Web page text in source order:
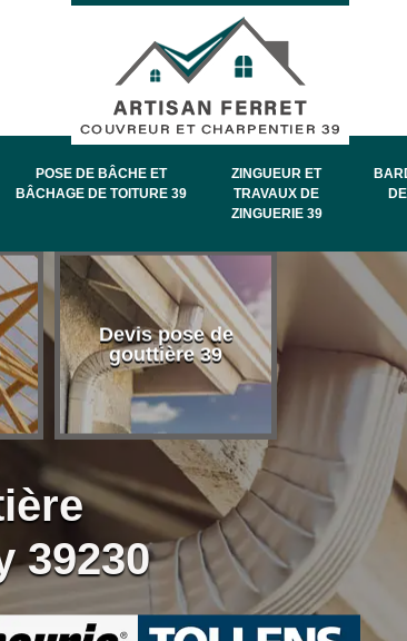
POSE DE BÂCHE ET
BÂCHAGE DE TOITURE 39
ZINGUEUR ET
TRAVAUX DE
ZINGUERIE 39
Devis pose de
gouttière 39
39230